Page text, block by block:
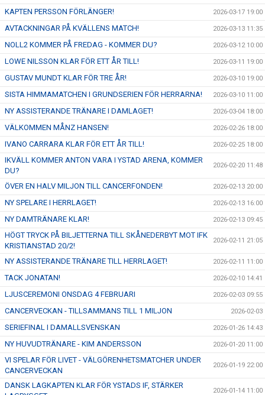
KAPTEN PERSSON FÖRLÄNGER! 2026-03-17 19:00
AVTACKNINGAR PÅ KVÄLLENS MATCH! 2026-03-13 11:35
NOLL2 KOMMER PÅ FREDAG - KOMMER DU? 2026-03-12 10:00
LOWE NILSSON KLAR FÖR ETT ÅR TILL! 2026-03-11 19:00
GUSTAV MUNDT KLAR FÖR TRE ÅR! 2026-03-10 19:00
SISTA HIMMAMATCHEN I GRUNDSERIEN FÖR HERRARNA! 2026-03-10 11:00
NY ASSISTERANDE TRÄNARE I DAMLAGET! 2026-03-04 18:00
VÄLKOMMEN MÅNZ HANSEN! 2026-02-26 18:00
IVANO CARRARA KLAR FÖR ETT ÅR TILL! 2026-02-25 18:00
IKVÄLL KOMMER ANTON VARA I YSTAD ARENA, KOMMER
DU?
2026-02-20 11:48
ÖVER EN HALV MILJON TILL CANCERFONDEN! 2026-02-13 20:00
NY SPELARE I HERRLAGET! 2026-02-13 16:00
NY DAMTRÄNARE KLAR! 2026-02-13 09:45
HÖGT TRYCK PÅ BILJETTERNA TILL SKÅNEDERBYT MOT IFK
KRISTIANSTAD 20/2!
2026-02-11 21:05
NY ASSISTERANDE TRÄNARE TILL HERRLAGET! 2026-02-11 11:00
TACK JONATAN! 2026-02-10 14:41
LJUSCEREMONI ONSDAG 4 FEBRUARI 2026-02-03 09:55
CANCERVECKAN - TILLSAMMANS TILL 1 MILJON 2026-02-03
SERIEFINAL I DAMALLSVENSKAN 2026-01-26 14:43
NY HUVUDTRÄNARE - KIM ANDERSSON 2026-01-20 11:00
VI SPELAR FÖR LIVET - VÄLGÖRENHETSMATCHER UNDER
CANCERVECKAN
2026-01-19 22:00
DANSK LAGKAPTEN KLAR FÖR YSTADS IF, STÄRKER
2026-01-14 11:00